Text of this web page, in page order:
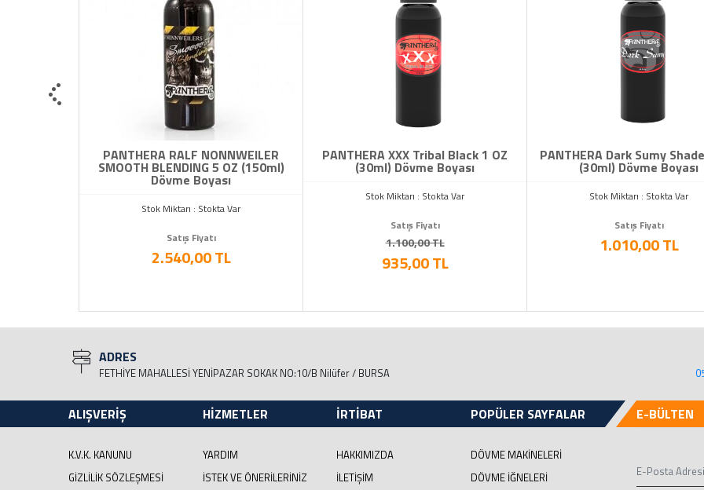
PANTHERA RALF NONNWEILER
SMOOTH BLENDING 5 OZ (150ml)
Dövme Boyası
Stok Miktarı : Stokta Var
Satış Fiyatı
2.540,00 TL
PANTHERA XXX Tribal Black 1 OZ
(30ml) Dövme Boyası
Stok Miktarı : Stokta Var
Satış Fiyatı
1.100,00 TL
935,00 TL
PANTHERA Dark Sumy
(30ml) Dövme Boyası
Stok Miktarı : Stokta Var
Satış Fiyatı
1.010,00 TL
ADRES
FETHİYE MAHALLESİ YENİPAZAR SOKAK NO:10/B Nilüfer / BURSA
ALIŞVERİŞ
K.V.K. KANUNU
GIZLILIK SÖZLEŞMESI
HİZMETLER
YARDIM
İSTEK VE ÖNERILERINIZ
İRTİBAT
HAKKIMIZDA
İLETIŞIM
POPÜLER SAYFALAR
DÖVME MAKİNELERİ
DÖVME İĞNELERİ
E-BÜLTEN